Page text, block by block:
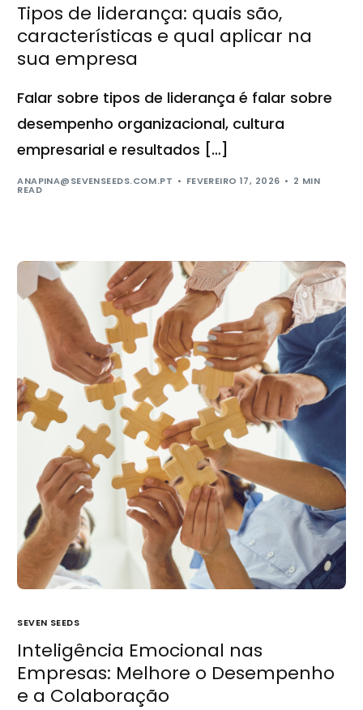
Tipos de liderança: quais são,
características e qual aplicar na
sua empresa
Falar sobre tipos de liderança é falar sobre
desempenho organizacional, cultura
empresarial e resultados […]
ANAPINA@SEVENSEEDS.COM.PT FEVEREIRO 17, 2026 2 MIN
READ
SEVEN SEEDS
Inteligência Emocional nas
Empresas: Melhore o Desempenho
e a Colaboração